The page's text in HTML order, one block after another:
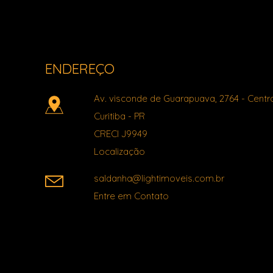
ENDEREÇO
Av. visconde de Guarapuava, 2764 -
Curitiba - PR
CRECI J9949
Localização
saldanha@lightimoveis.com.br
Entre em Contato